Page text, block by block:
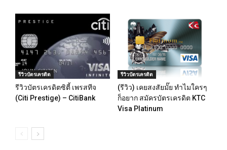
รีวิวบัตรเครดิต
รีวิวบัตรเครดิตซิตี้ เพรสทีจ
(Citi Prestige) – CitiBank
รีวิวบัตรเครดิต
(รีวิว) เคยสงสัยมั๊ย ทำไมใครๆ
ก็อยาก สมัครบัตรเครดิต KTC
Visa Platinum